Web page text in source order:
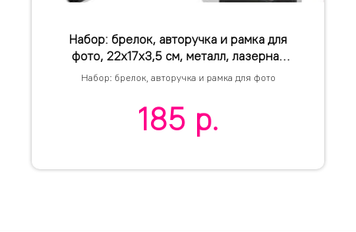
Набор: брелок, авторучка и рамка для
фото, 22х17х3,5 см, металл, лазерная
гравировка, тампопечать
Набор: брелок, авторучка и рамка для фото
185 р.